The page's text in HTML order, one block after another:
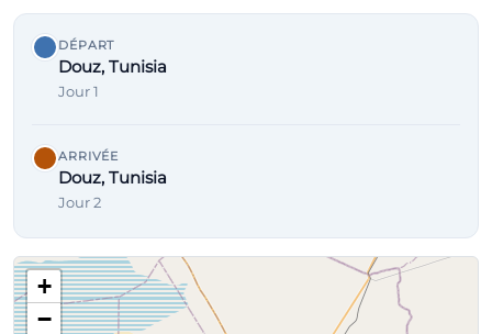
DÉPART
Douz, Tunisia
Jour 1
ARRIVÉE
Douz, Tunisia
Jour 2
+
−